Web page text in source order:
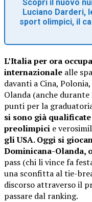
Scopri il nuovo
Luciano Darderi,
sport olimpici, il
L’Italia per ora
internazionale alle
davanti a Cina,
Olanda (anche
punti per la
si sono già
preolimpici e
gli USA. Oggi si
Dominicana-Olanda,
pass (chi li vince fa
una sconfitta al tie-
discorso attraverso il
passare dal ranking.